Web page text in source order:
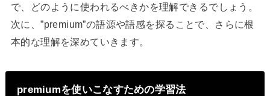
で、どのように使われるべきかを理解できるでしょう。
次に、”premium”の語源や語感を探ることで、さらに根
本的な理解を深めていきます。
premiumを使いこなすための学習法